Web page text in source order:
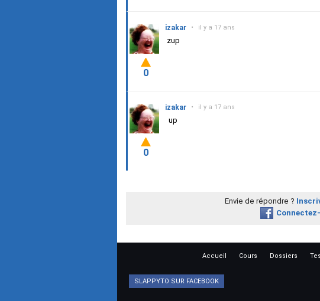
izakar • il y a 17 ans
zup
0
izakar • il y a 17 ans
up
0
Envie de répondre ?
Accueil Cours Dossiers
SLAPPYTO SUR FACEBOOK